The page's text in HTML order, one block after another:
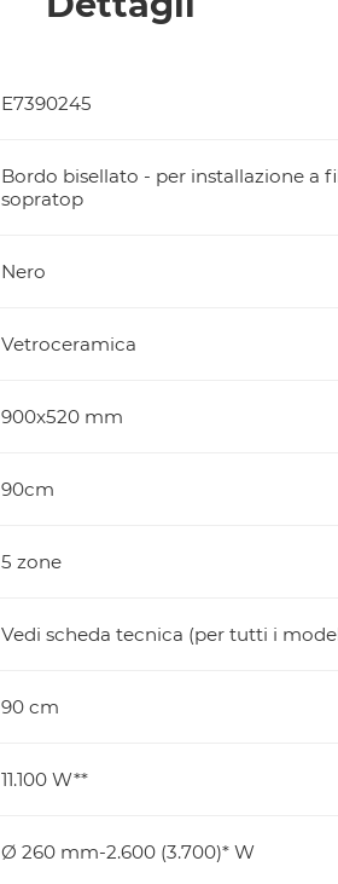
E7390245
Bordo bisellato - per installazione a
sopratop
Nero
Vetroceramica
900x520 mm
90cm
5 zone
Vedi scheda tecnica (per tutti i
90 cm
11.100 W**
Ø 260 mm-2.600 (3.700)* W